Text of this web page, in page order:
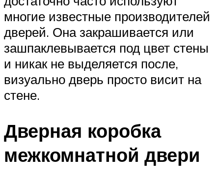
многие известные производителей
дверей. Она закрашивается или
зашпаклевывается под цвет стены
и никак не выделяется после,
визуально дверь просто висит на
стене.
Дверная коробка
межкомнатной двери